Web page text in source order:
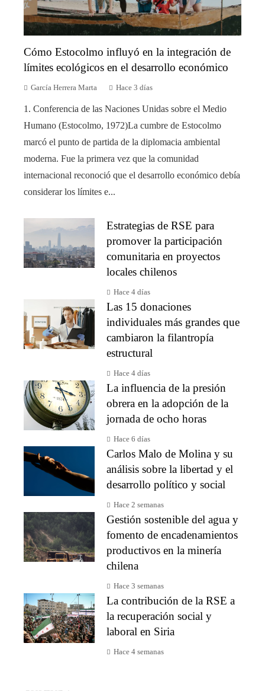
Cómo Estocolmo influyó en la integración de
límites ecológicos en el desarrollo económico
García Herrera Marta Hace 3 días
1. Conferencia de las Naciones Unidas sobre el Medio
Humano (Estocolmo, 1972)La cumbre de Estocolmo
marcó el punto de partida de la diplomacia ambiental
moderna. Fue la primera vez que la comunidad
internacional reconoció que el desarrollo económico debía
considerar los límites e...
Estrategias de RSE para
promover la participación
comunitaria en proyectos
locales chilenos
Hace 4 días
Las 15 donaciones
individuales más grandes que
cambiaron la filantropía
estructural
Hace 4 días
La influencia de la presión
obrera en la adopción de la
jornada de ocho horas
Hace 6 días
Carlos Malo de Molina y su
análisis sobre la libertad y el
desarrollo político y social
Hace 2 semanas
Gestión sostenible del agua y
fomento de encadenamientos
productivos en la minería
chilena
Hace 3 semanas
La contribución de la RSE a
la recuperación social y
laboral en Siria
Hace 4 semanas